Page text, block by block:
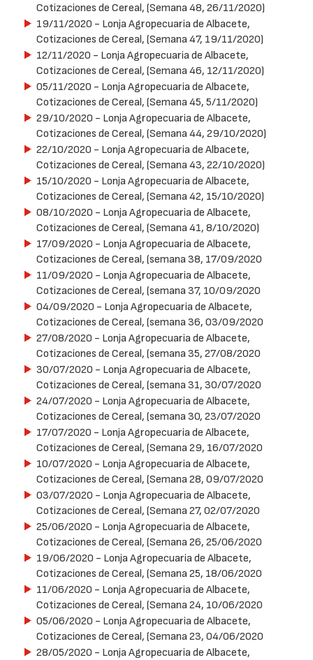
Cotizaciones de Cereal, (Semana 48, 26/11/2020)
19/11/2020 - Lonja Agropecuaria de Albacete,
Cotizaciones de Cereal, (Semana 47, 19/11/2020)
12/11/2020 - Lonja Agropecuaria de Albacete,
Cotizaciones de Cereal, (Semana 46, 12/11/2020)
05/11/2020 - Lonja Agropecuaria de Albacete,
Cotizaciones de Cereal, (Semana 45, 5/11/2020)
29/10/2020 - Lonja Agropecuaria de Albacete,
Cotizaciones de Cereal, (Semana 44, 29/10/2020)
22/10/2020 - Lonja Agropecuaria de Albacete,
Cotizaciones de Cereal, (Semana 43, 22/10/2020)
15/10/2020 - Lonja Agropecuaria de Albacete,
Cotizaciones de Cereal, (Semana 42, 15/10/2020)
08/10/2020 - Lonja Agropecuaria de Albacete,
Cotizaciones de Cereal, (Semana 41, 8/10/2020)
17/09/2020 - Lonja Agropecuaria de Albacete,
Cotizaciones de Cereal, (semana 38, 17/09/2020
11/09/2020 - Lonja Agropecuaria de Albacete,
Cotizaciones de Cereal, (semana 37, 10/09/2020
04/09/2020 - Lonja Agropecuaria de Albacete,
Cotizaciones de Cereal, (semana 36, 03/09/2020
27/08/2020 - Lonja Agropecuaria de Albacete,
Cotizaciones de Cereal, (semana 35, 27/08/2020
30/07/2020 - Lonja Agropecuaria de Albacete,
Cotizaciones de Cereal, (semana 31, 30/07/2020
24/07/2020 - Lonja Agropecuaria de Albacete,
Cotizaciones de Cereal, (semana 30, 23/07/2020
17/07/2020 - Lonja Agropecuaria de Albacete,
Cotizaciones de Cereal, (Semana 29, 16/07/2020
10/07/2020 - Lonja Agropecuaria de Albacete,
Cotizaciones de Cereal, (Semana 28, 09/07/2020
03/07/2020 - Lonja Agropecuaria de Albacete,
Cotizaciones de Cereal, (Semana 27, 02/07/2020
25/06/2020 - Lonja Agropecuaria de Albacete,
Cotizaciones de Cereal, (Semana 26, 25/06/2020
19/06/2020 - Lonja Agropecuaria de Albacete,
Cotizaciones de Cereal, (Semana 25, 18/06/2020
11/06/2020 - Lonja Agropecuaria de Albacete,
Cotizaciones de Cereal, (Semana 24, 10/06/2020
05/06/2020 - Lonja Agropecuaria de Albacete,
Cotizaciones de Cereal, (Semana 23, 04/06/2020
28/05/2020 - Lonja Agropecuaria de Albacete,